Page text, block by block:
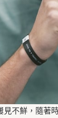
見不鮮，隨著